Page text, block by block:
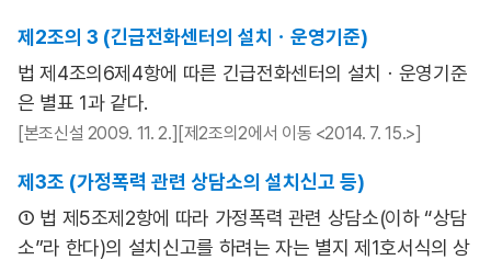
제2조의 3 (긴급전화센터의 설치ㆍ운영기준)
법 제4조의6제4항에 따른 긴급전화센터의 설치ㆍ운영기준
은 별표 1과 같다.
[본조신설 2009. 11. 2.][제2조의2에서 이동 <2014. 7. 15.>]
제3조 (가정폭력 관련 상담소의 설치신고 등)
① 법 제5조제2항에 따라 가정폭력 관련 상담소(이하 “상담
소”라 한다)의 설치신고를 하려는 자는 별지 제1호서식의 상